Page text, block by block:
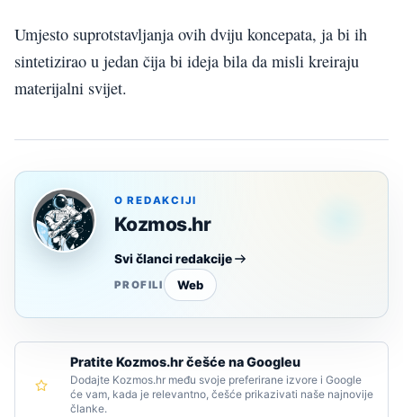
Umjesto suprotstavljanja ovih dviju koncepata, ja bi ih
sintetizirao u jedan čija bi ideja bila da misli kreiraju
materijalni svijet.
O REDAKCIJI
Kozmos.hr
Svi članci redakcije
PROFILI Web
Pratite Kozmos.hr češće na Googleu
Dodajte Kozmos.hr među svoje preferirane izvore i Google
će vam, kada je relevantno, češće prikazivati naše najnovije
članke.